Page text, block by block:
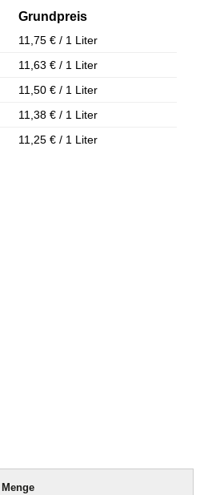
Grundpreis
11,75 € / 1 Liter
11,63 € / 1 Liter
11,50 € / 1 Liter
11,38 € / 1 Liter
11,25 € / 1 Liter
Menge